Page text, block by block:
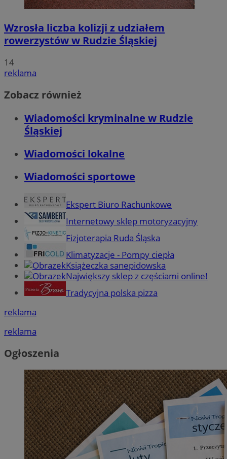
Wzrosła liczba kolizji z udziałem
rowerzystów w Rudzie Śląskiej
14
reklama
Zobacz również
Wiadomości kryminalne w Rudzie
Śląskiej
Wiadomości lokalne
Wiadomości sportowe
Ekspert Biuro Rachunkowe
Internetowy sklep motoryzacyjny
Fizjoterapia Ruda Śląska
Klimatyzacje - Pompy ciepła
Książeczka sanepidowska
Największy sklep z częściami online!
Tradycyjna polska pizza
reklama
reklama
Ogłoszenia